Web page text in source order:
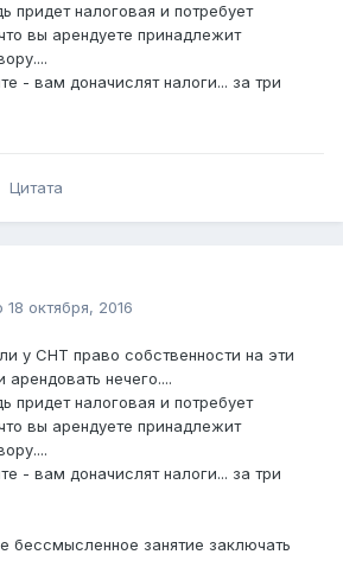
придет налоговая и потребует
вы арендуете принадлежит
- вам доначислят налоги... за три
Цитата
18 октября, 2016
у СНТ право собственности на эти
нечего....
придет налоговая и потребует
вы арендуете принадлежит
- вам доначислят налоги... за три
бессмысленное занятие заключать